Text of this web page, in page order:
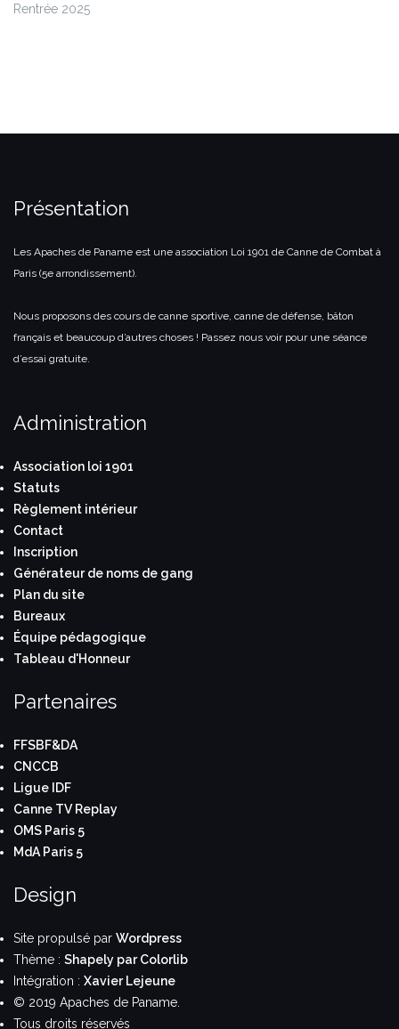
Rentrée 2025
Présentation
Les Apaches de Paname est une association Loi 1901 de Canne de Combat à
Paris (5e arrondissement).
Nous proposons des cours de canne sportive, canne de défense, bâton
français et beaucoup d’autres choses ! Passez nous voir pour une séance
d’essai gratuite.
Administration
Association loi 1901
Statuts
Règlement intérieur
Contact
Inscription
Générateur de noms de gang
Plan du site
Bureaux
Équipe pédagogique
Tableau d'Honneur
Partenaires
FFSBF&DA
CNCCB
Ligue IDF
Canne TV Replay
OMS Paris 5
MdA Paris 5
Design
Site propulsé par Wordpress
Thème : Shapely par Colorlib
Intégration : Xavier Lejeune
© 2019 Apaches de Paname.
Tous droits réservés